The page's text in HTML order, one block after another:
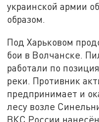
украинской армии
образом.
Под Харьковом
бои в Волчанске.
работали по
реки. Противник
предпринимает и
лесу возле
ВКС России